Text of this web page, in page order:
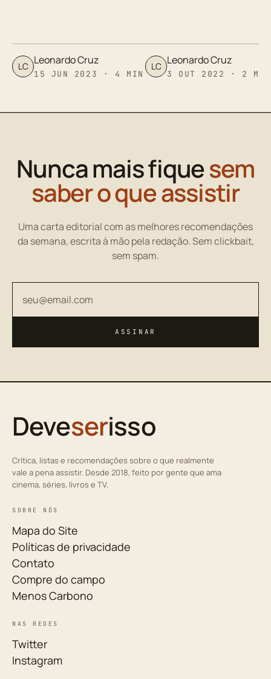
LC Leonardo Cruz
15 JUN 2023 · 4 MIN
LC Leonardo Cruz
3 OUT 2022 · 2 MIN
Nunca mais fiquesem
saber o que assistir
Uma carta editorial com as melhores recomendações
da semana, escrita à mão pela redação. Sem clickbait,
sem spam.
ASSINAR
Deveserisso
Crítica, listas e recomendações sobre o que realmente
vale a pena assistir. Desde 2018, feito por gente que ama
cinema, séries, livros e TV.
SOBRE NÓS
Mapa do Site
Políticas de privacidade
Contato
Compre do campo
Menos Carbono
NAS REDES
Twitter
Instagram